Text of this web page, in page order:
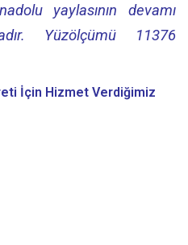
yaylasının devamı
Yüzölçümü 11376
İçin Hizmet Verdiğimiz